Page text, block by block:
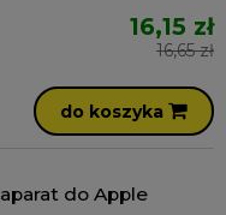
16,15 zł
16,65 zł
do koszyka
do Apple